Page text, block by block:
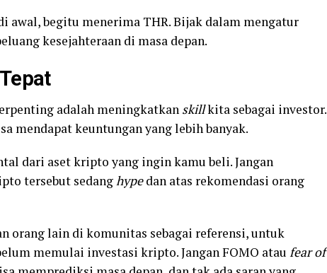
awal, begitu menerima THR. Bijak dalam mengatur
kesejahteraan di masa depan.
adalah meningkatkan skillkita sebagai investor.
mendapat keuntungan yang lebih banyak.
dari aset kripto yang ingin kamu beli. Jangan
tersebut sedanghypedan atas rekomendasi orang
orang lain di komunitas sebagai referensi, untuk
memulai investasi kripto. Jangan FOMO atau fear of